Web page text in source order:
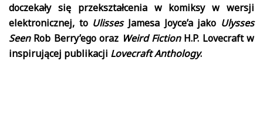
doczekały się przekształcenia w komiksy w wersji
elektronicznej, to UlissesJamesa Joyce’a jako Ulysses
SeenRob Berry’ego oraz Weird FictionH.P. Lovecraft w
inspirującej publikacji Lovecraft Anthology.